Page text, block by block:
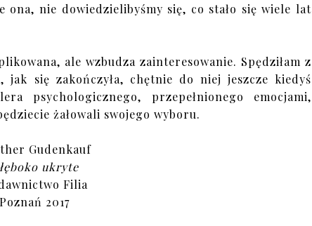
nie dowiedzielibyśmy się, co stało się wiele lat
ale wzbudza zainteresowanie. Spędziłam z
jak się zakończyła, chętnie do niej jeszcze kiedyś
psychologicznego, przepełnionego emocjami,
żałowali swojego wyboru.
Gudenkauf
ukryte
Filia
Poznań 2017